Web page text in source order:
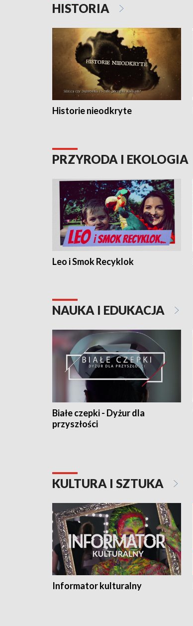
HISTORIA
Historie nieodkryte
PRZYRODA I EKOLOGIA
Leo i Smok Recyklok
NAUKA I EDUKACJA
Białe czepki - Dyżur dla
przyszłości
KULTURA I SZTUKA
Informator kulturalny